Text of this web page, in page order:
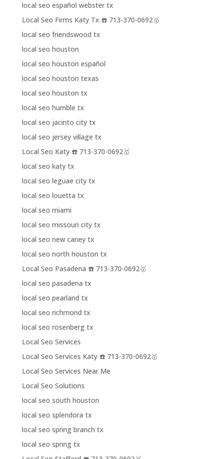
local seo español webster tx
Local Seo Firms Katy Tx ☎️ 713-370-0692🥇
local seo friendswood tx
local seo houston
local seo houston español
local seo houston texas
local seo houston tx
local seo humble tx
local seo jacinto city tx
local seo jersey village tx
Local Seo Katy ☎️ 713-370-0692🥇
local seo katy tx
local seo leguae city tx
local seo louetta tx
local seo miami
local seo missouri city tx
local seo new caney tx
local seo north houston tx
Local Seo Pasadena ☎️ 713-370-0692🥇
local seo pasadena tx
local seo pearland tx
local seo richmond tx
local seo rosenberg tx
Local Seo Services
Local Seo Services Katy ☎️ 713-370-0692🥇
Local Seo Services Near Me
Local Seo Solutions
local seo south houston
local seo splendora tx
local seo spring branch tx
local seo spring tx